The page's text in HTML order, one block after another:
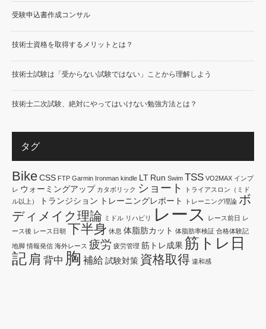
受験申込書作成コンサル
技術士資格を取得するメリットとは？
技術士試験は「受からない試験ではない」ことから理解しよう
技術士二次試験、絶対にやってはいけない勉強方法とは？
タグ
BikeCSS FTP Garmin Ironman kindle LT Run Swim TSS VO2MAX インプ
レ ウォーミングアップ カタボリック ショート
トライアスロン（ミド
ル以上）
トランジション トレーニングレポート トレーニング理論 ボ
ディメイク理論 ミドル リハビリ レース レース前日 レ
ース後 レース日朝 下半身 休息 体脂肪カット 体脂肪率検証 合格体験記
地脚 情報発信 海外レース 疲労 疲労管理 筋トレ成果 筋トレ日
記 肩 背中 胸 補給 試験対策 資格取得 違和感